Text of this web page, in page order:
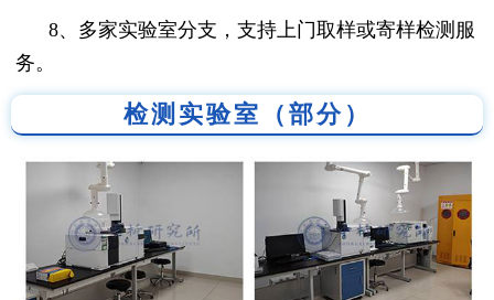
8、多家实验室分支，支持上门取样或寄样检测服
务。
检测实验室（部分）